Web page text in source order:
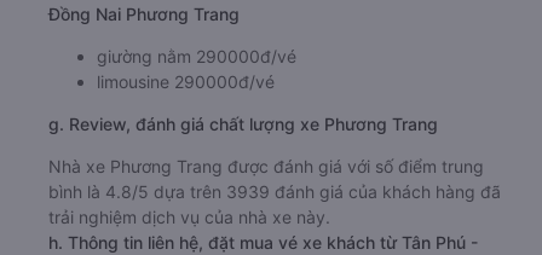
Đồng Nai Phương Trang
giường nằm 290000đ/vé
limousine 290000đ/vé
g. Review, đánh giá chất lượng xe Phương Trang
Nhà xe Phương Trang được đánh giá với số điểm trung
bình là 4.8/5 dựa trên 3939 đánh giá của khách hàng đã
trải nghiệm dịch vụ của nhà xe này.
h. Thông tin liên hệ, đặt mua vé xe khách từ Tân Phú -